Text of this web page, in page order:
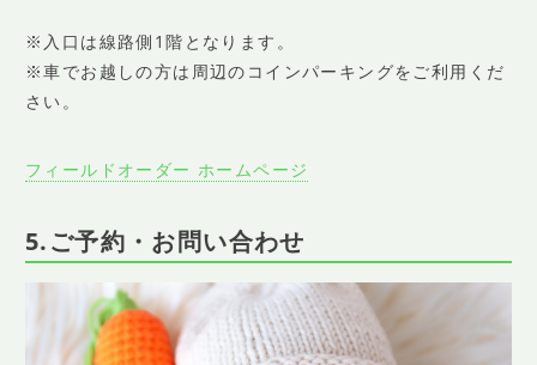
※入口は線路側1階となります。
※車でお越しの方は周辺のコインパーキングをご利用くだ
さい。
フィールドオーダー ホームページ
5.ご予約・お問い合わせ